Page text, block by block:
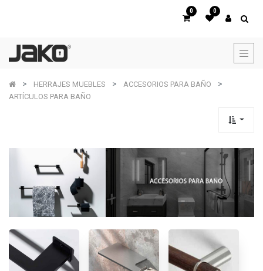
0 0
HERRAJES MUEBLES
ACCESORIOS PARA BAÑO
ARTÍCULOS PARA BAÑO